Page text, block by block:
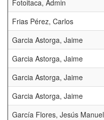
Fotoitaca, Admin
Frias Pérez, Carlos
Garcia Astorga, Jaime
Garcia Astorga, Jaime
Garcia Astorga, Jaime
Garcia Astorga, Jaime
García Flores, Jesús Manuel